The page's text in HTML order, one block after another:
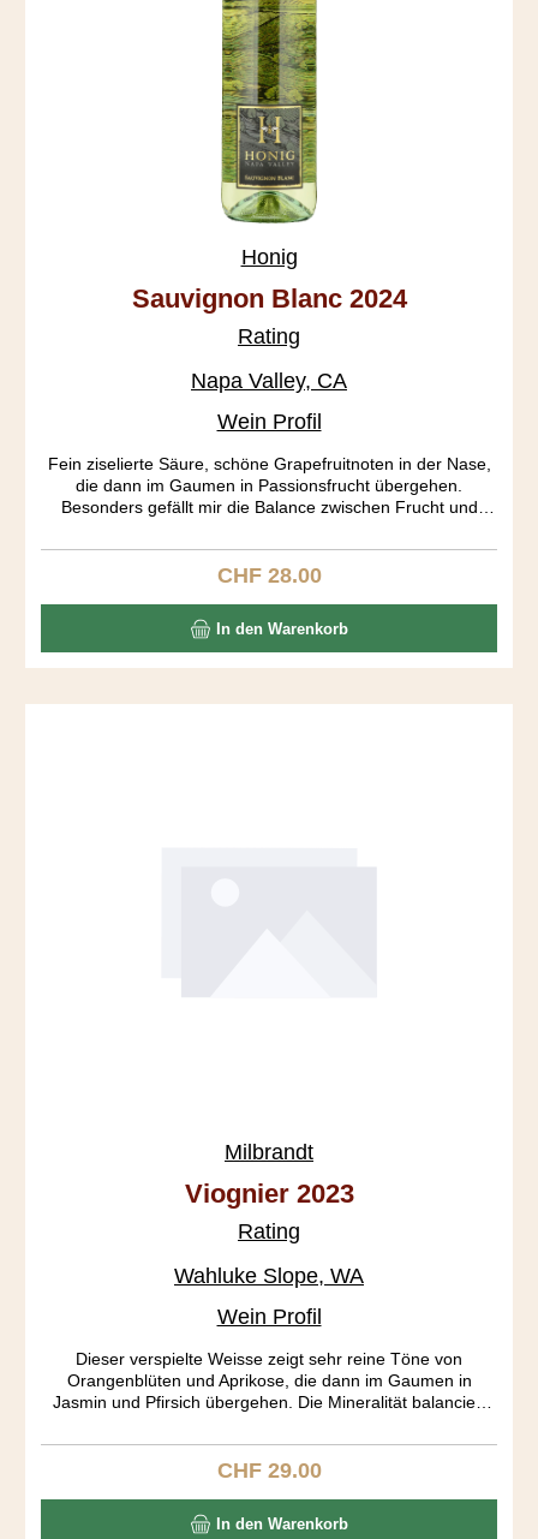
Honig
Sauvignon Blanc 2024
Rating
Napa Valley, CA
Wein Profil
Fein ziselierte Säure, schöne Grapefruitnoten in der Nase,
die dann im Gaumen in Passionsfrucht übergehen.
Besonders gefällt mir die Balance zwischen Frucht und
süss aber eben auch nicht staubtrocken ist. Zum Glück fehlt
auch das für diese Rebsorte oft überbetonte herbale
Regulärer Preis:
CHF 28.00
In den Warenkorb
Milbrandt
Viognier 2023
Rating
Wahluke Slope, WA
Wein Profil
Dieser verspielte Weisse zeigt sehr reine Töne von
Orangenblüten und Aprikose, die dann im Gaumen in
Jasmin und Pfirsich übergehen. Die Mineralität balanciert
einer zarten Feinheit und umrahmt die Frucht in
meisterhafter Weise.
Regulärer Preis:
CHF 29.00
In den Warenkorb